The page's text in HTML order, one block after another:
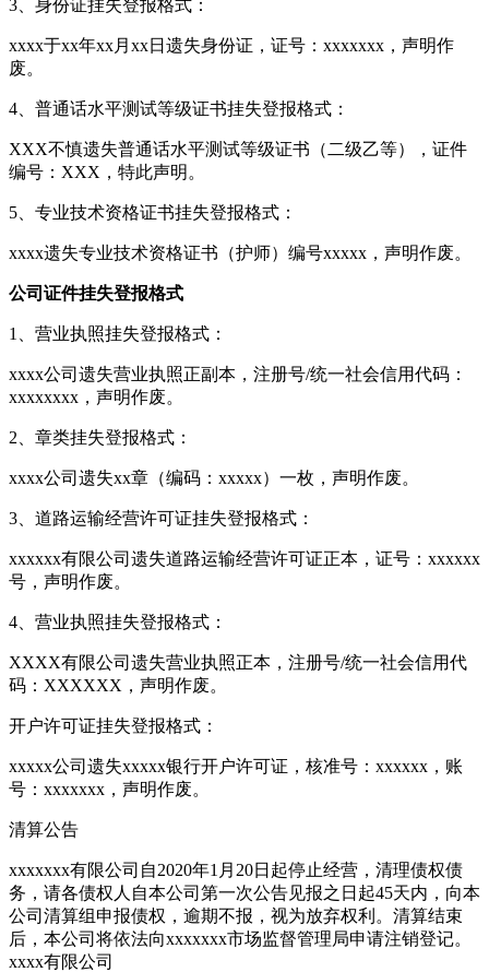
3、身份证挂失登报格式：
xxxx于xx年xx月xx日遗失身份证，证号：xxxxxxx，声明作
废。
4、普通话水平测试等级证书挂失登报格式：
XXX不慎遗失普通话水平测试等级证书（二级乙等），证件
编号：XXX，特此声明。
5、专业技术资格证书挂失登报格式：
xxxx遗失专业技术资格证书（护师）编号xxxxx，声明作废。
公司证件挂失登报格式
1、营业执照挂失登报格式：
xxxx公司遗失营业执照正副本，注册号/统一社会信用代码：
xxxxxxxx，声明作废。
2、章类挂失登报格式：
xxxx公司遗失xx章（编码：xxxxx）一枚，声明作废。
3、道路运输经营许可证挂失登报格式：
xxxxxx有限公司遗失道路运输经营许可证正本，证号：xxxxxx
号，声明作废。
4、营业执照挂失登报格式：
XXXX有限公司遗失营业执照正本，注册号/统一社会信用代
码：XXXXXX，声明作废。
开户许可证挂失登报格式：
xxxxx公司遗失xxxxx银行开户许可证，核准号：xxxxxx，账
号：xxxxxxx，声明作废。
清算公告
xxxxxxx有限公司自2020年1月20日起停止经营，清理债权债
务，请各债权人自本公司第一次公告见报之日起45天内，向本
公司清算组申报债权，逾期不报，视为放弃权利。清算结束
后，本公司将依法向xxxxxxx市场监督管理局申请注销登记。
xxxx有限公司